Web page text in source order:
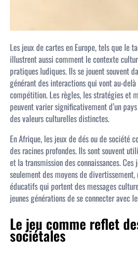
Les jeux de cartes en Europe, tels que le
illustrent aussi comment le contexte
pratiques ludiques. Ils se jouent souvent
générant des interactions qui vont au-
compétition. Les règles, les stratégies et
peuvent varier significativement d’un
des valeurs culturelles distinctes.
En Afrique, les jeux de dés ou de société
des racines profondes. Ils sont souvent
et la transmission des connaissances. Ces
seulement des moyens de
éducatifs qui portent des messages
jeunes générations de se connecter avec
Le jeu comme reflet
sociétales